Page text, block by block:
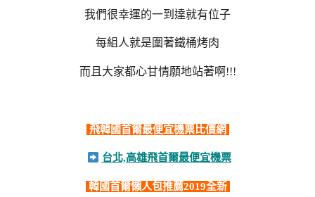
我們很幸運的一到達就有位子
每組人就是圍著鐵桶烤肉
而且大家都心甘情願地站著啊!!!
飛韓國首爾最便宜機票比價網
台北,高雄飛首爾最便宜機票
韓國首爾懶人包推薦2019全新